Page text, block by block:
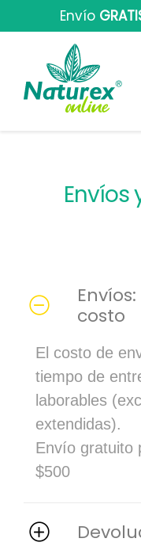
Envío
Envíos
costo
El costo de
tiempo de
laborables
extendidas).
Envío gratuito
$500